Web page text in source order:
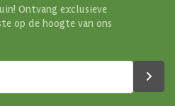
Ontvang exclusieve
op de hoogte van ons